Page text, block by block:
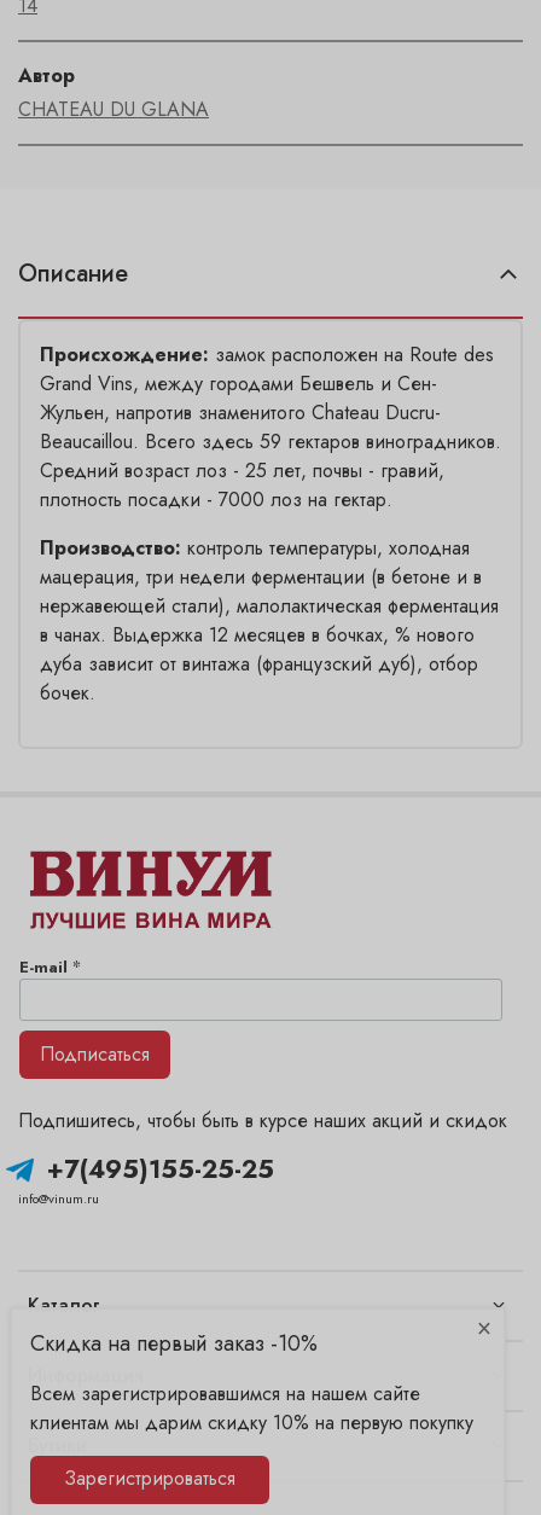
Автор
CHATEAU DU GLANA
Описание
Происхождение: замок расположен на Route des
Grand Vins, между городами Бешвель и Сен-
Жульен, напротив знаменитого Chateau Ducru-
Beaucaillou. Всего здесь 59 гектаров виноградников.
Средний возраст лоз - 25 лет, почвы - гравий,
плотность посадки - 7000 лоз на гектар.
Производство: контроль температуры, холодная
мацерация, три недели ферментации (в бетоне и в
нержавеющей стали), малолактическая ферментация
в чанах. Выдержка 12 месяцев в бочках, % нового
дуба зависит от винтажа (французский дуб), отбор
бочек.
Каталог
+7(495)155-25-25
info@vinum.ru
Подпишитесь, чтобы быть в курсе наших акций и скидок
E-mail *
Подписаться
×
Скидка на первый заказ -10%
Всем зарегистрировавшимся на нашем сайте
клиентам мы дарим скидку 10% на первую покупку
Зарегистрироваться